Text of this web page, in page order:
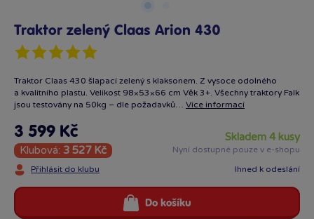
Traktor zelený Claas Arion 430
Traktor Claas 430 šlapací zelený s klaksonem. Z vysoce odolného
a kvalitního plastu. Velikost 98×53×66 cm Věk 3+. Všechny traktory Falk
jsou testovány na 50kg – dle požadavků… Více informací
3 599 Kč
Klubová: 3 527 Kč
Přihlásit do klubu
skladem 4 kusy
Nyní dostupné pouze v e-shopu
Ihned k odeslání
Do košíku